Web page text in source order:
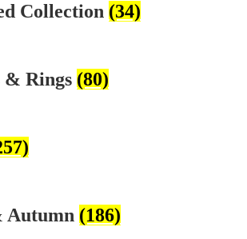
Collection (34)
Rings (80)
Autumn (186)